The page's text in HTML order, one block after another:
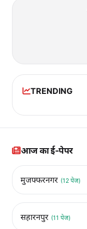
TRENDING
आज का ई-पेपर
मुजफ्फरनगर (12 पेज)
सहारनपुर (11 पेज)